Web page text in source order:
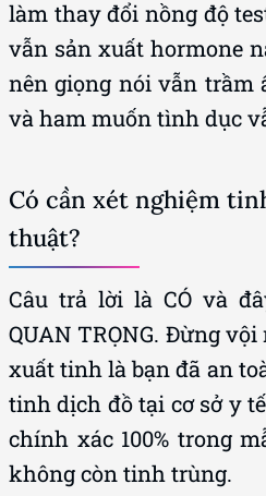
làm thay đổi nồng độ
vẫn sản xuất hormone
nên giọng nói vẫn trầm
và ham muốn tình dục
Có cần xét nghiệm
thuật?
Câu trả lời là CÓ và
QUAN TRỌNG. Đừng
xuất tinh là bạn đã an
tinh dịch đồ tại cơ sở y
chính xác 100% trong
không còn tinh trùng.